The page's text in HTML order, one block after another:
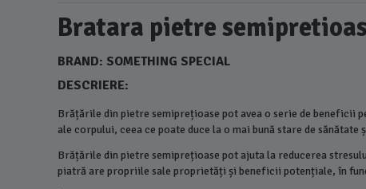
Bratara pietre
BRAND: SOMETHING SPECIAL
DESCRIERE:
Brățările din pietre semiprețioase pot avea o serie de
ale corpului, ceea ce poate duce la o mai bună stare de sănătate
Brățările din pietre semiprețioase pot ajuta la reducerea
piatră are propriile sale proprietăți și beneficii potențiale, în